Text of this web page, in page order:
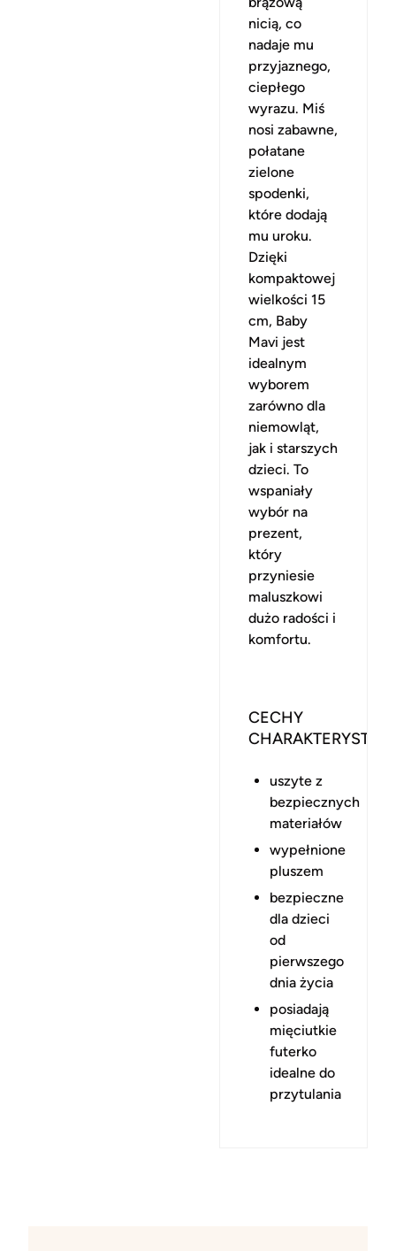
nicią, co
nadaje mu
przyjaznego,
ciepłego
wyrazu. Miś
nosi zabawne,
połatane
zielone
spodenki,
które dodają
mu uroku.
Dzięki
kompaktowej
wielkości 15
cm, Baby
Mavi jest
idealnym
wyborem
zarówno dla
niemowląt,
jak i starszych
dzieci. To
wspaniały
wybór na
prezent,
który
przyniesie
maluszkowi
dużo radości i
komfortu.
CECHY
uszyte z
bezpiecznych
materiałów
wypełnione
pluszem
bezpieczne
dla dzieci
od
pierwszego
dnia życia
posiadają
mięciutkie
futerko
idealne do
przytulania